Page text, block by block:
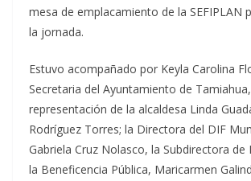
mesa de emplacamiento de la SEFIPLAN
la jornada.
Estuvo acompañado por Keyla Carolina
Secretaria del Ayuntamiento de
representación de la alcaldesa Linda
Rodríguez Torres; la Directora del DIF
Gabriela Cruz Nolasco, la Subdirectora de
la Beneficencia Pública, Maricarmen